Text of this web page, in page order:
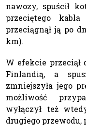
nawozy, spuścił
przeciętego
przeciągnął ją po
km).
W efekcie
Finlandią, a
zmniejszyła jego
możliwość
wyłączył też
drugiego przewodu,